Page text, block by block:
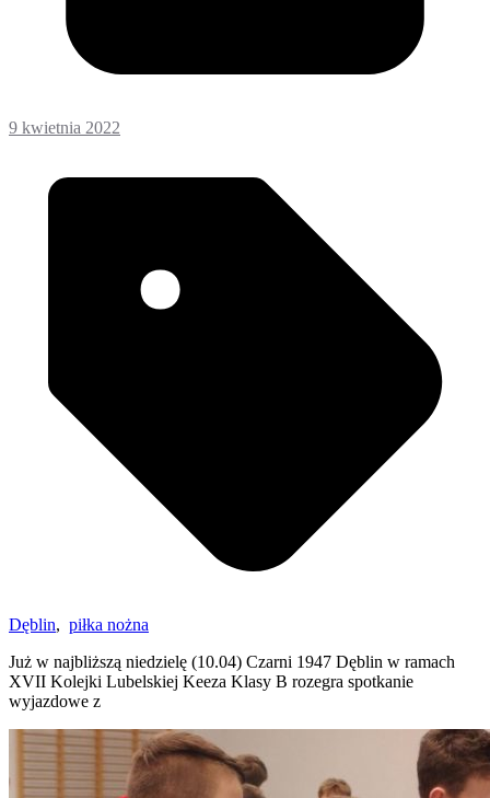
9 kwietnia 2022
Dęblin, piłka nożna
Już w najbliższą niedzielę (10.04) Czarni 1947 Dęblin w ramach
XVII Kolejki Lubelskiej Keeza Klasy B rozegra spotkanie
wyjazdowe z